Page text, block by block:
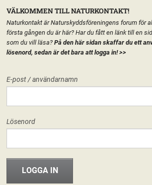
FORUM
INFO & MATERIAL
HEM FÖRENINGEN
Hej världen!
28 maj, 2013
riksforeningen
VÄLKOMMEN TILL NATURKONTAKT!
Naturkontakt är Naturskyddsföreningens forum för
första gången du är här? Har du fått en länk till en
som du vill läsa? På den här sidan skaffar du ett
lösenord, sedan är det bara att logga in!>>
E-post / användarnamn
Lösenord